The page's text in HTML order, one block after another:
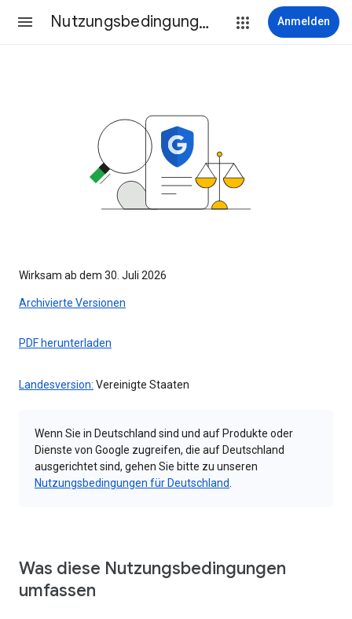
Nutzungsbedingungen Anmelden
Wirksam ab dem 30. Juli 2026
Archivierte Versionen
PDF herunterladen
Landesversion: Vereinigte Staaten
Wenn Sie in Deutschland sind und auf Produkte oder
Dienste von Google zugreifen, die auf Deutschland
ausgerichtet sind, gehen Sie bitte zu unseren
Nutzungsbedingungen für Deutschland
Was diese Nutzungsbedingungen
umfassen